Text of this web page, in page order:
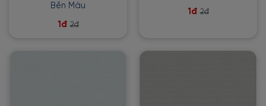
Bền Màu
1đ 2đ
1đ 2đ